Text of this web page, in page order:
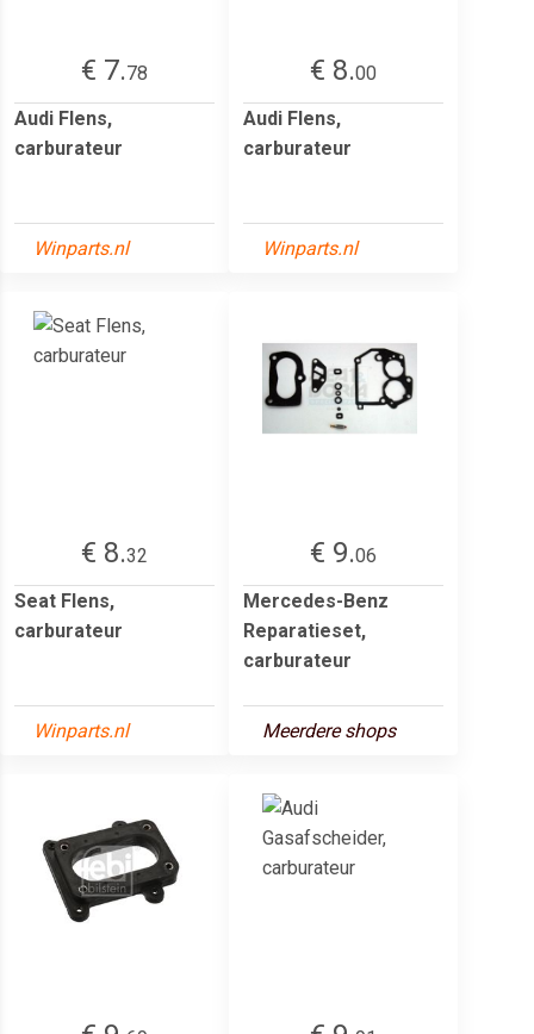
€ 7.78
Audi Flens,
carburateur
Winparts.nl
€ 8.00
Audi Flens,
carburateur
Winparts.nl
€ 8.32
Seat Flens,
carburateur
Winparts.nl
€ 9.06
Mercedes-Benz
Reparatieset,
carburateur
Meerdere shops